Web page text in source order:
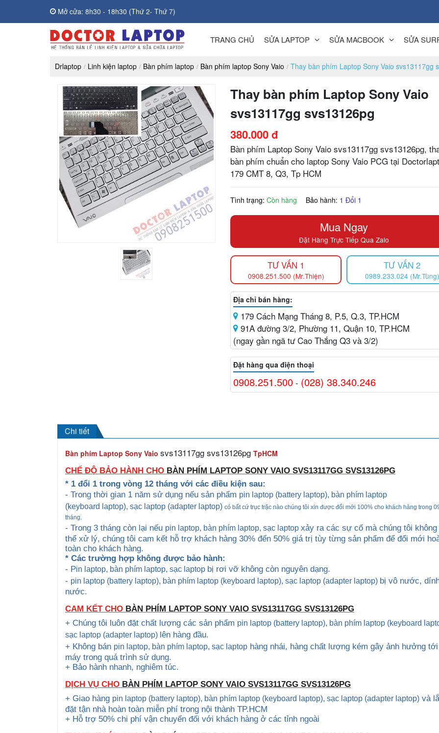
Mở cửa: 8h30 - 18h30 (Thứ 2- Thứ 7)
TRANG CHỦ SỬA LAPTOP SỬA MACBOOK SỬA
Drlaptop Linh kiện laptop Bàn phím laptop Bàn phím laptop Sony Vaio Thay bàn phím Laptop Sony Vaio svs13117gg
Thay bàn phím Laptop Sony Vaio
svs13117gg svs13126pg
380.000 đ
Bàn phím Laptop Sony Vaio svs13117gg svs13126pg,
bàn phím chuẩn cho laptop Sony Vaio PCG tại
179 CMT 8, Q3, Tp HCM
Tình trạng:Còn hàng Bảo hành: 1 Đổi 1
Mua Ngay
Đặt Hàng Trực Tiếp Qua Zalo
TƯ VẤN 1
0908.251.500 (Mr.Thiện)
TƯ VẤN 2
0989.233.024 (Mr.Tùng)
Địa chỉ bán hàng:
179 Cách Mạng Tháng 8, P.5, Q.3, TP.HCM
91A đường 3/2, Phường 11, Quận 10, TP.HCM
(ngay gần ngã tư Cao Thắng Q3 và 3/2)
Đặt hàng qua điện thoại
0908.251.500 - (028) 38.340.246
Chi tiết
Bàn phím Laptop Sony Vaio svs13117gg svs13126pg TpHCM
CHẾ ĐỘ BẢO HÀNH CHO BÀN PHÍM LAPTOP SONY VAIO SVS13117GG SVS13126PG
* 1 đổi 1 trong vòng 12 tháng với các điều kiện sau:
- Trong thời gian 1 năm sử dụng nếu sản phẩm pin laptop (battery laptop), bàn phím laptop
(keyboard laptop), sạc laptop (adapter laptop) có bất cứ trục trặc nào chúng tôi xin được đổi mới 100% cho khách hàng trong
tháng.
- Trong 3 tháng còn lại nếu pin laptop, bàn phím laptop, sạc laptop xảy ra các sự cố mà chúng tôi không
thể xử lý, chúng tôi cam kết hỗ trợ khách hàng 30% đến 50% giá trị tùy từng sản phẩm để đổi mới
toàn cho khách hàng.
* Các trường hợp không được bảo hành:
- Pin laptop, bàn phím laptop, sạc laptop bị rơi vỡ không còn nguyên dạng.
- pin laptop (battery laptop), bàn phím laptop (keyboard laptop), sạc laptop (adapter laptop) bị vô nước,
nước.
CAM KẾT CHO BÀN PHÍM LAPTOP SONY VAIO SVS13117GG SVS13126PG
+ Chúng tôi luôn đặt chất lượng các sản phẩm pin laptop (battery laptop), bàn phím laptop (keyboard
sạc laptop (adapter laptop) lên hàng đầu.
+ Không bán pin laptop, bàn phím laptop, sạc laptop hàng nhái, hàng chất lượng kém gây ảnh hưởng tới
máy trong quá trình sử dụng.
+ Bảo hành nhanh, nghiêm túc.
DỊCH VỤ CHO BÀN PHÍM LAPTOP SONY VAIO SVS13117GG SVS13126PG
+ Giao hàng pin laptop (battery laptop), bàn phím laptop (keyboard laptop), sạc laptop (adapter laptop) và
đặt tận nhà hoàn toàn miễn phí trong nội thành TP.HCM
+ Hỗ trợ 50% chi phí vận chuyển đối với khách hàng ở các tỉnh ngoài